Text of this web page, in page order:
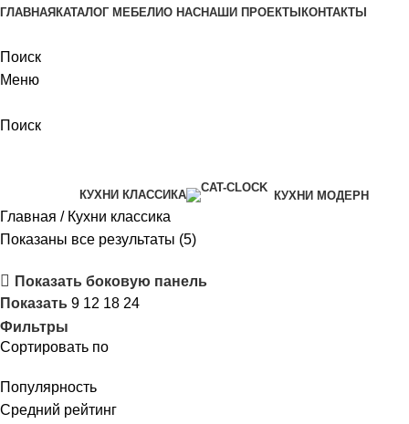
ГЛАВНАЯ КАТАЛОГ МЕБЕЛИО НАСНАШИ ПРОЕКТЫ КОНТАКТЫ
Поиск
Меню
Поиск
КУХНИ КЛАССИКА КУХНИ МОДЕРН
Главная
Кухни классика
Показаны все результаты (5)
Показать боковую панель
Показать 9 12 18 24
Фильтры
Сортировать по
Популярность
Средний рейтинг